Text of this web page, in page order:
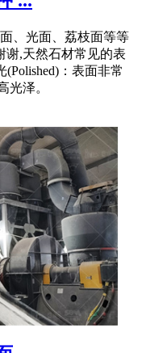
、光面、荔枝面等等
谢,天然石材常见的表
(Polished)：表面非常
光泽。